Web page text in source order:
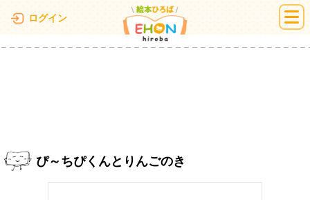
ログイン 絵本ひろば
ぴ～ちぴくんとりんごのき